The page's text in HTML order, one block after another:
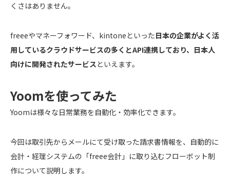
くさはありません。
freeeやマネーフォワード、kintoneといった日本の企業がよく活
用しているクラウドサービスの多くとAPI連携しており、日本人
向けに開発されたサービスといえます。
Yoomを使ってみた
Yoomは様々な日常業務を自動化・効率化できます。
今回は取引先からメールにて受け取った請求書情報を、自動的に
会計・経理システムの「freee会計」に取り込むフローボット制
作について説明します。